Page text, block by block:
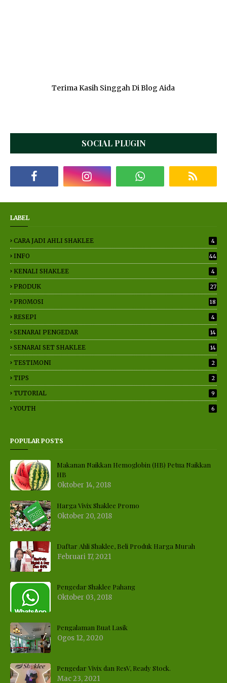
Terima Kasih Singgah Di Blog Aida
SOCIAL PLUGIN
LABEL
CARA JADI AHLI SHAKLEE 4
INFO 44
KENALI SHAKLEE 4
PRODUK 27
PROMOSI 18
RESEPI 4
SENARAI PENGEDAR 14
SENARAI SET SHAKLEE 14
TESTIMONI 2
TIPS 2
TUTORIAL 9
YOUTH 6
POPULAR POSTS
Makanan Naikkan Hemoglobin (HB) Petua Naikkan
HB
Oktober 14, 2018
Harga Vivix Shaklee Promo
Oktober 20, 2018
Daftar Ahli Shaklee, Beli Produk Harga Murah
Februari 17, 2021
Pengedar Shaklee Pahang
Oktober 03, 2018
Pengalaman Buat Lasik
Ogos 12, 2020
Pengedar Vivix dan ResV, Ready Stock.
Mac 23, 2021